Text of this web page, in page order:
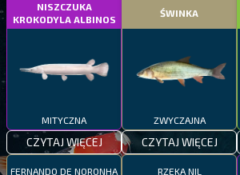
NISZCZUKA
KROKODYLA ALBINOS
MITYCZNA
CZYTAJ WIĘCEJ
ŚWINKA
ZWYCZAJNA
CZYTAJ WIĘCEJ
FERNANDO DE NORONHA RZEKA NIL